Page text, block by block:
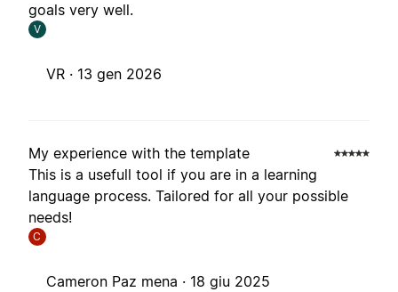
goals very well.
V
VR · 13 gen 2026
My experience with the template
This is a usefull tool if you are in a learning
language process. Tailored for all your possible
needs!
C
Cameron Paz mena · 18 giu 2025